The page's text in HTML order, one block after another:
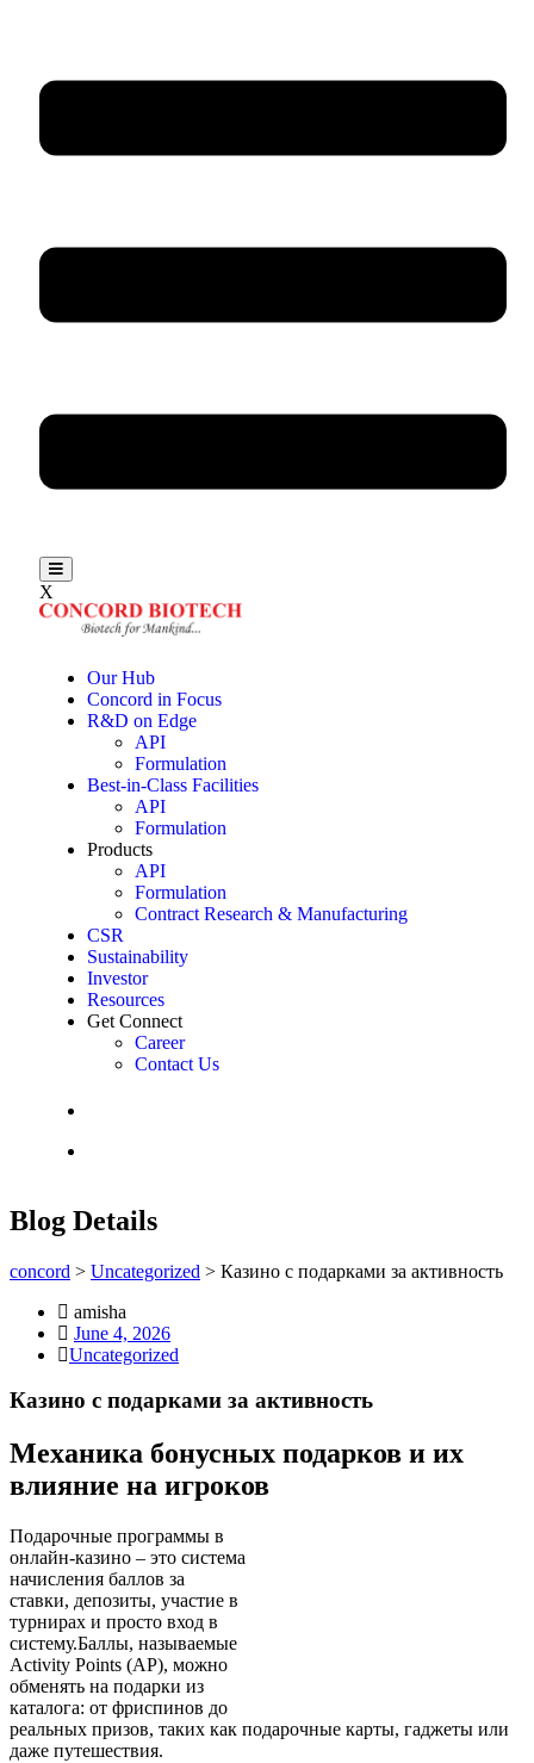
X
Our Hub
Concord in Focus
R&D on Edge
API
Formulation
Best-in-Class Facilities
API
Formulation
Products
API
Formulation
Contract Research & Manufacturing
CSR
Sustainability
Investor
Resources
Get Connect
Career
Contact Us
Blog Details
concord > Uncategorized > Казино с подарками за активность
amisha
June 4, 2026
Uncategorized
Казино с подарками за активность
Механика бонусных подарков и их
влияние на игроков
Подарочные программы в
онлайн‑казино – это система
начисления баллов за
ставки, депозиты, участие в
турнирах и просто вход в
систему.Баллы, называемые
Activity Points (AP), можно
обменять на подарки из
каталога: от фриспинов до
реальных призов, таких как подарочные карты, гаджеты или
даже путешествия.